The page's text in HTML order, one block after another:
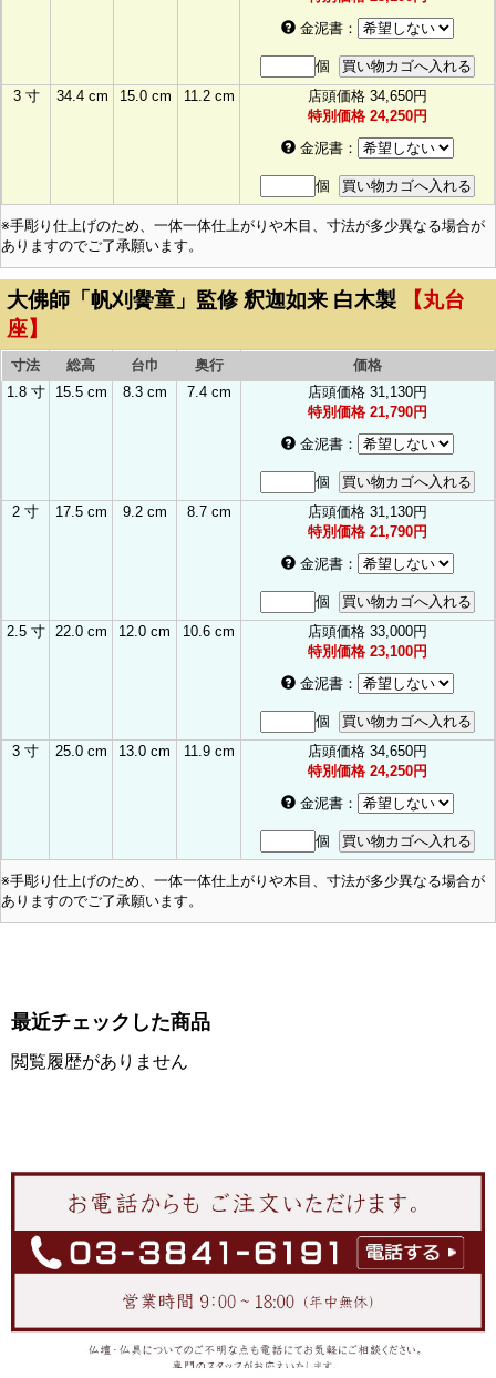
金泥書：
個
3 寸
34.4 cm 15.0 cm 11.2 cm 店頭価格 34,650円
特別価格 24,250円
金泥書：
個
※手彫り仕上げのため、一体一体仕上がりや木目、寸法が多少異なる場合が
ありますのでご了承願います。
大佛師「帆刈黌童」監修 釈迦如来 白木製
【丸台
座】
寸法 総高 台巾 奥行
価格
1.8 寸
15.5 cm 8.3 cm 7.4 cm 店頭価格 31,130円
特別価格 21,790円
金泥書 ：
個
2 寸
17.5 cm 9.2 cm 8.7 cm 店頭価格 31,130円
特別価格 21,790円
金泥書 ：
個
2.5 寸
22.0 cm 12.0 cm 10.6 cm 店頭価格 33,000円
特別価格 23,100円
金泥書 ：
個
3 寸
25.0 cm 13.0 cm 11.9 cm 店頭価格 34,650円
特別価格 24,250円
金泥書 ：
個
※手彫り仕上げのため、一体一体仕上がりや木目、寸法が多少異なる場合が
ありますのでご了承願います。
最近チェックした商品
閲覧履歴がありません